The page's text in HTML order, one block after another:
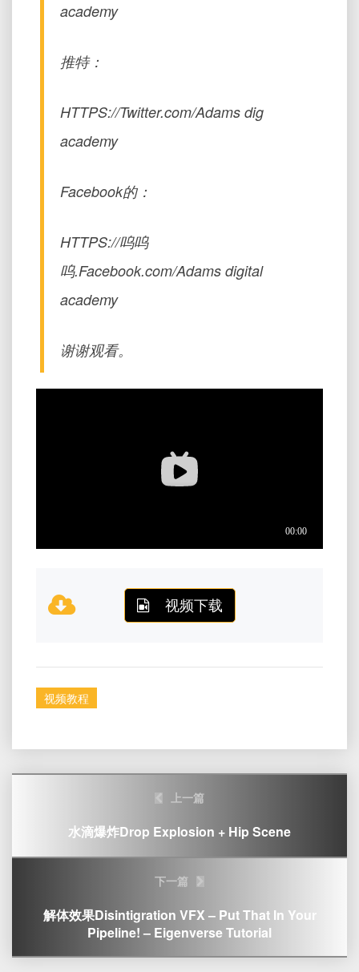
academy
推特：
HTTPS://Twitter.com/Adams dig
academy
Facebook的：
HTTPS://呜呜
呜.Facebook.com/Adams digital
academy
谢谢观看。
视频下载
视频教程
上一篇
水滴爆炸Drop Explosion + Hip Scene
下一篇
解体效果Disintigration VFX – Put That In Your
Pipeline! – Eigenverse Tutorial